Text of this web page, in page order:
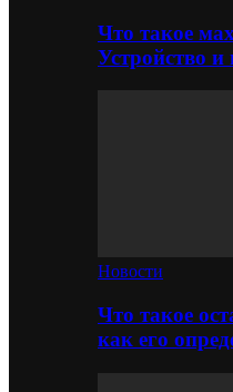
Что такое
Устройство и
Новости
Что такое
как его